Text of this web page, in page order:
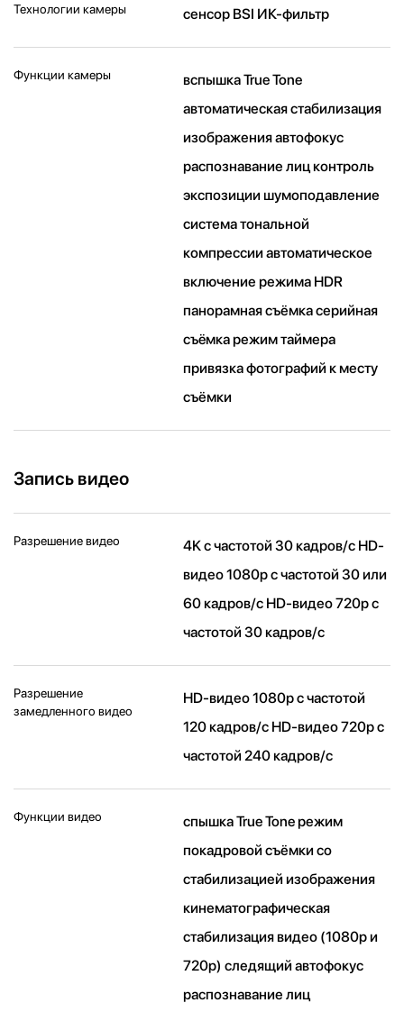
Технологии камеры cенсор BSI ИК-фильтр
Функции камеры
вспышка True Tone
автоматическая стабилизация
изображения автофокус
распознавание лиц контроль
экспозиции шумоподавление
система тональной
компрессии автоматическое
включение режима HDR
панорамная съёмка серийная
съëмка режим таймера
привязка фотографий к месту
съёмки
Запись видео
Разрешение видео
4K с частотой 30 кадров/ с HD-
видео 1080p с частотой 30 или
60 кадров/ с HD-видео 720p с
частотой 30 кадров/ с
Разрешение
замедленного видео
HD-видео 1080р c частотой
120 кадров/ с HD-видео 720р c
частотой 240 кадров/ с
Функции видео
спышка True Tone режим
покадровой съёмки со
стабилизацией изображения
кинематографическая
стабилизация видео (1080p и
720p) следящий автофокус
распознавание лиц